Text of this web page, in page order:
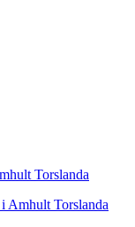
Torslanda
Amhult Torslanda